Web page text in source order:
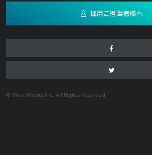
採用ご担当者様へ
© Mirai Works Inc. All Rights Reserved.